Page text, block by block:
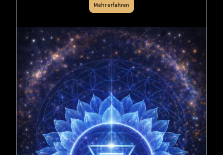
Mehr erfahren